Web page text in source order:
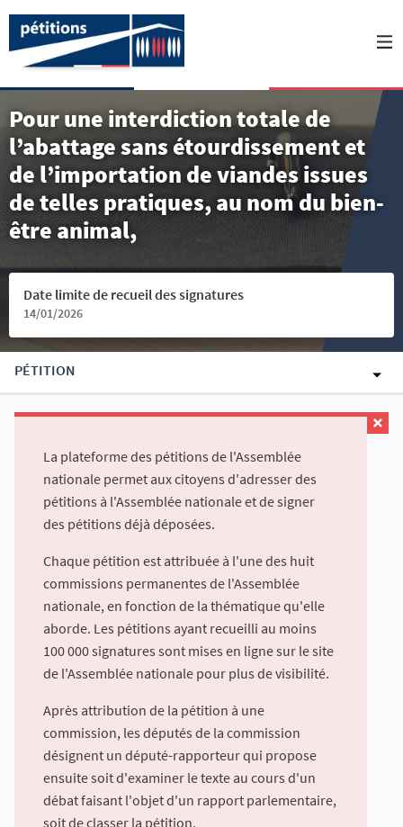
Pour une interdiction totale de
l’abattage sans étourdissement et
de l’importation de viandes issues
de telles pratiques, au nom du bien-
être animal,
Date limite de recueil des signatures
14/01/2026
PÉTITION
La plateforme des pétitions de l'Assemblée
nationale permet aux citoyens d'adresser des
pétitions à l'Assemblée nationale et de signer
des pétitions déjà déposées.
Chaque pétition est attribuée à l'une des huit
commissions permanentes de l'Assemblée
nationale, en fonction de la thématique qu'elle
aborde. Les pétitions ayant recueilli au moins
100 000 signatures sont mises en ligne sur le site
de l'Assemblée nationale pour plus de visibilité.
Après attribution de la pétition à une
commission, les députés de la commission
désignent un député-rapporteur qui propose
ensuite soit d'examiner le texte au cours d'un
débat faisant l'objet d'un rapport parlementaire,
soit de classer la pétition.